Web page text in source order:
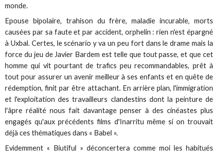
monde.
Epouse bipolaire, trahison du frère, maladie incurable, morts
causées par sa faute et par accident, orphelin : rien n'est épargné
à Uxbal. Certes, le scénario y va un peu fort dans le drame mais la
force du jeu de Javier Bardem est telle que tout passe, et que cet
homme qui vit pourtant de trafics peu recommandables, prêt à
tout pour assurer un avenir meilleur à ses enfants et en quête de
rédemption, finit par être attachant. En arrière plan, l'immigration
et l'exploitation des travailleurs clandestins dont la peinture de
l'âpre réalité nous fait davantage penser à des cinéastes plus
engagés qu'aux précédents films d'Inarritu même si on trouvait
déjà ces thématiques dans « Babel ».
Evidemment « Biutiful » déconcertera comme moi les habitués